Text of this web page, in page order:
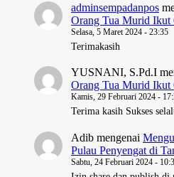
adminsempadanpos
Orang Tua Murid Ikut
Selasa, 5 Maret 2024 - 23:35
Terimakasih
YUSNANI, S.Pd.I
Orang Tua Murid Ikut
Kamis, 29 Februari 2024 -
Terima kasih Sukses
Adib mengenai
Pulau Penyengat di
Sabtu, 24 Februari 2024 -